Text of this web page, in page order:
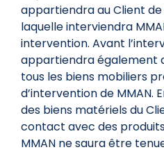
appartiendra au Client
laquelle interviendra
intervention. Avant
appartiendra également
tous les biens mobiliers
d’intervention de MMAN.
des biens matériels du
contact avec des
MMAN ne saura être